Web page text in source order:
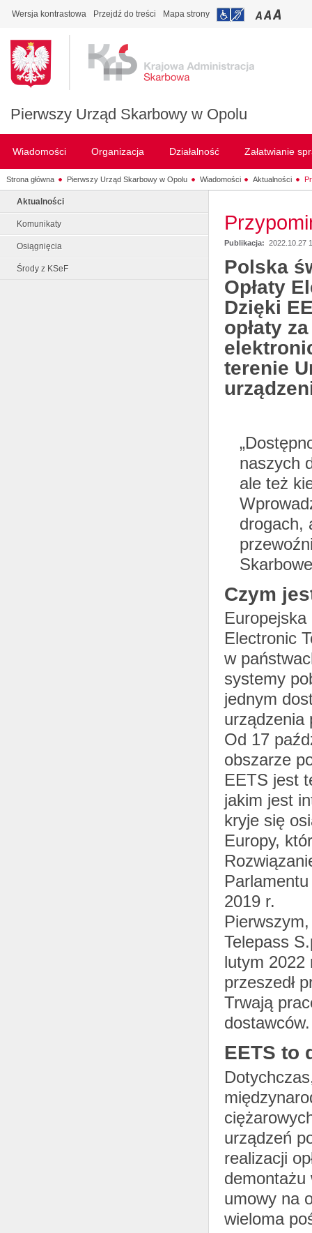
Wersja kontrastowa Przejdź do treści Mapa strony
Pierwszy Urząd Skarbowy w Opolu
Wiadomości Organizacja Działalność Załatwianie
Strona główna Pierwszy Urząd Skarbowy w Opolu Wiadomości Aktualności
Aktualności
Komunikaty
Osiągnięcia
Środy z KSeF
Publikacja: 2022.10.27
Polska
Opłaty
Dzięki
opłaty
terenie
naszych
ale też
drogach,
Czym
Europejska
Electronic
w
systemy
jednym
urządzenia
Od 17
obszarze
EETS jest
jakim jest
kryje się
Europy,
2019 r.
Telepass
lutym 2022
przeszedł
Trwają
dostawców.
EETS to
urządzeń
realizacji
demontażu
umowy na
wieloma